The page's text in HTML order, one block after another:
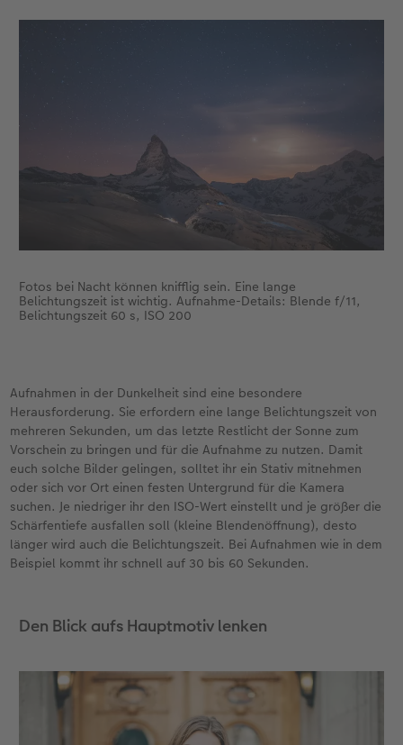
Fotos bei Nacht können knifflig sein. Eine lange
Belichtungszeit ist wichtig. Aufnahme-Details: Blende f/11,
Belichtungszeit 60 s, ISO 200
Aufnahmen in der Dunkelheit sind eine besondere
Herausforderung. Sie erfordern eine lange Belichtungszeit von
mehreren Sekunden, um das letzte Restlicht der Sonne zum
Vorschein zu bringen und für die Aufnahme zu nutzen. Damit
euch solche Bilder gelingen, solltet ihr ein Stativ mitnehmen
oder sich vor Ort einen festen Untergrund für die Kamera
suchen. Je niedriger ihr den ISO-Wert einstellt und je größer die
Schärfentiefe ausfallen soll (kleine Blendenöffnung), desto
länger wird auch die Belichtungszeit. Bei Aufnahmen wie in dem
Beispiel kommt ihr schnell auf 30 bis 60 Sekunden.
Den Blick aufs Hauptmotiv lenken